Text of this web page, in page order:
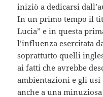
iniziò a dedicarsi
In un primo tempo il
Lucia” e in questa
l’influenza esercitata
soprattutto quelli
ai fatti che avrebbe
ambientazioni e gli usi
anche a una